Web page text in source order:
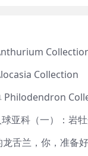
Collection
Philodendron
亚科（一）：岩
舌兰，你，准备